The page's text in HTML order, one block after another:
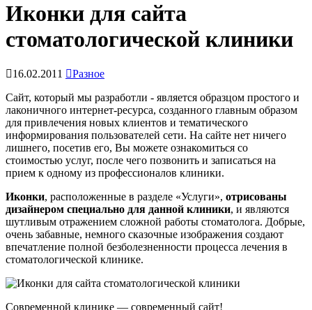
Иконки для сайта
стоматологической клиники
16.02.2011
Разное
Сайт, который мы разработли - является образцом простого и
лаконичного интернет-ресурса, созданного главным образом
для привлечения новых клиентов и тематического
информирования пользователей сети. На сайте нет ничего
лишнего, посетив его, Вы можете ознакомиться со
стоимостью услуг, после чего позвонить и записаться на
прием к одному из профессионалов клиники.
Иконки, расположенные в разделе «Услуги», отрисованы
дизайнером специально для данной клиники, и являются
шутливым отражением сложной работы стоматолога. Добрые,
очень забавные, немного сказочные изображения создают
впечатление полной безболезненности процесса лечения в
стоматологической клинике.
Современной клинике — современный сайт!